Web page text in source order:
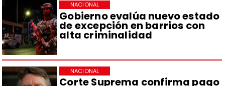
Gobierno evalúa nuevo estado
de excepción en barrios con
alta criminalidad
NACIONAL
Corte Suprema confirma pago
NACIONAL